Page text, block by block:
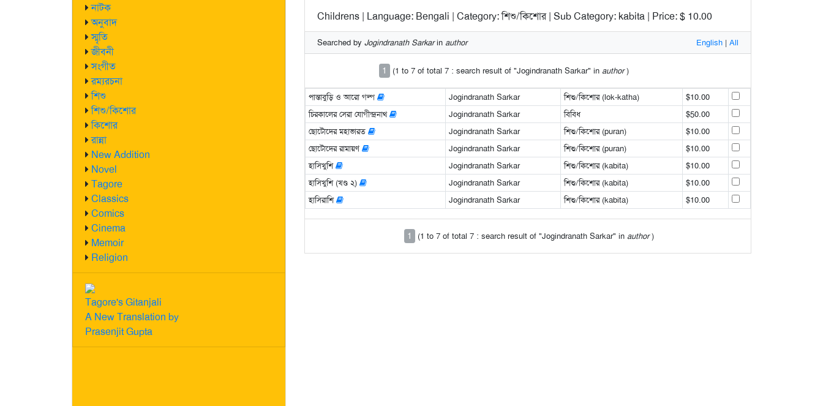
নাটক
অনুবাদ
স্মৃতি
জীবনী
সংগীত
রম্যরচনা
শিশু
শিশু/কিশোর
কিশোর
রান্না
New Addition
Novel
Tagore
Classics
Comics
Cinema
Memoir
Religion
Tagore's Gitanjali
A New Translation by
Prasenjit Gupta
Childrens | Language: Bengali | Category: শিশু/কিশোর | Sub Category: kabita | Price: $ 10.00
Searched by Jogindranath Sarkarin author English | All
1 (1 to 7 of total 7 : search result of "Jogindranath Sarkar" in author)
পান্তাবুড়ি ও আরো গল্প Jogindranath Sarkar শিশু/কিশোর (lok-katha)
$10.00
চিরকালের সেরা যোগীন্দ্রনাথ
Jogindranath Sarkar বিবিধ
$50.00
ছোটোদের মহাভারত
Jogindranath Sarkar শিশু/কিশোর (puran)
$10.00
ছোটোদের রামায়ণ
Jogindranath Sarkar শিশু/কিশোর (puran)
$10.00
হাসিখুশি
Jogindranath Sarkar শিশু/কিশোর (kabita)
$10.00
হাসিখুশি (খণ্ড ২)
Jogindranath Sarkar শিশু/কিশোর (kabita)
$10.00
হাসিরাশি
Jogindranath Sarkar শিশু/কিশোর (kabita) $10.00
1 (1 to 7 of total 7 : search result of "Jogindranath Sarkar" in author)